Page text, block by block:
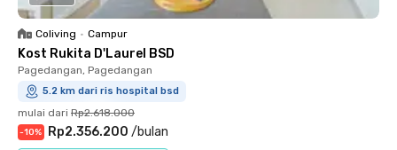
Coliving • Campur
Kost Rukita D'Laurel BSD
Pagedangan, Pagedangan
5.2 km dari ris hospital bsd
mulai dari Rp2.618.000
-10% Rp2.356.200 /bulan